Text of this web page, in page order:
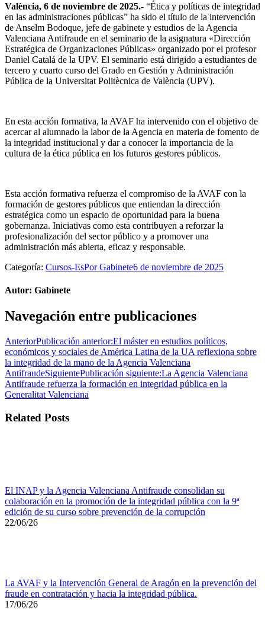
València, 6 de noviembre de 2025.- “Ética y políticas de integridad
en las administraciones públicas” ha sido el título de la intervención
de Anselm Bodoque, jefe de gabinete y estudios de la Agencia
Valenciana Antifraude en el seminario de la asignatura «Dirección
Estratégica de Organizaciones Públicas» organizado por el profesor
Daniel Catalá de la UPV. El seminario está dirigido a estudiantes de
tercero y cuarto curso del Grado en Gestión y Administración
Pública de la Universitat Politècnica de València (UPV).
En esta acción formativa, la AVAF ha intervenido con el objetivo de
acercar al alumnado la labor de la Agencia en materia de fomento de
la integridad institucional y dar a conocer la importancia de la
cultura de la ética pública en los futuros gestores públicos.
Esta acción formativa refuerza el compromiso de la AVAF con la
formación de gestores públicos que entiendan la dirección
estratégica como un espacio de oportunidad para la buena
gobernanza. Iniciativas como esta contribuyen a reforzar la
profesionalización del sector público y a promover una
administración más abierta, eficaz y responsable.
Categoría: Cursos-EsPorGabinete6 de noviembre de 2025
Autor: Gabinete
Navegación entre publicaciones
AnteriorPublicación anterior:El máster en estudios políticos,
económicos y sociales de América Latina de la UA reflexiona sobre
la integridad de la mano de la Agencia Valenciana
AntifraudeSiguientePublicación siguiente:La Agencia Valenciana
Antifraude refuerza la formación en integridad pública en la
Generalitat Valenciana
Related Posts
El INAP y la Agencia Valenciana Antifraude consolidan su
colaboración en la promoción de la integridad pública con la 9ª
edición de su curso sobre prevención de la corrupción
22/06/26
La AVAF y la Intervención General de Aragón en la prevención del
fraude en contratación y hacia la integridad pública.
17/06/26